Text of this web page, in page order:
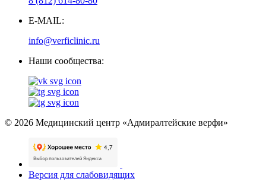
E-MAIL:
info@verficlinic.ru
Наши сообщества:
© 2026 Медицинский центр «Адмиралтейские верфи»
Версия для слабовидящих